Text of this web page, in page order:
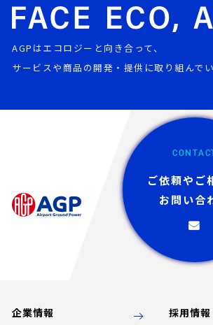
AGPはエコロジーと向き合って、
サービスや商品の開発・提供に取り組んでい
ご依頼やご
お問い合
企業情報 採用情報